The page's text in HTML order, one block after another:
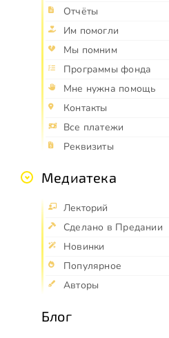
Отчёты
Им помогли
Мы помним
Программы фонда
Мне нужна помощь
Контакты
Все платежи
Реквизиты
Медиатека
Лекторий
Сделано в Предании
Новинки
Популярное
Авторы
Блог